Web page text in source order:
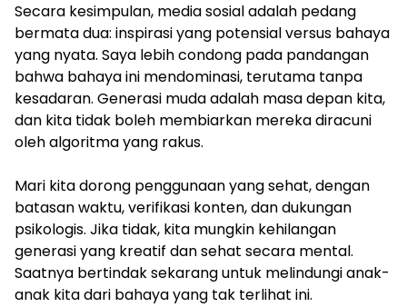
Secara kesimpulan, media sosial adalah pedang
bermata dua: inspirasi yang potensial versus bahaya
yang nyata. Saya lebih condong pada pandangan
bahwa bahaya ini mendominasi, terutama tanpa
kesadaran. Generasi muda adalah masa depan kita,
dan kita tidak boleh membiarkan mereka diracuni
oleh algoritma yang rakus.
Mari kita dorong penggunaan yang sehat, dengan
batasan waktu, verifikasi konten, dan dukungan
psikologis. Jika tidak, kita mungkin kehilangan
generasi yang kreatif dan sehat secara mental.
Saatnya bertindak sekarang untuk melindungi anak-
anak kita dari bahaya yang tak terlihat ini.